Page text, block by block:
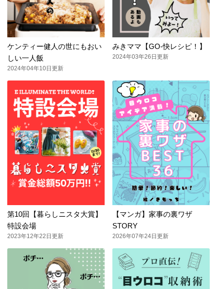
ケンティー健人の世にもおい
しい一人飯
2024年04年10日更新
みきママ【GO-快レシピ！】
2024年03年26日更新
第10回【暮らしニスタ大賞】
特設会場
2023年12年22日更新
【マンガ】家事の裏ワザ
STORY
2026年07年24日更新